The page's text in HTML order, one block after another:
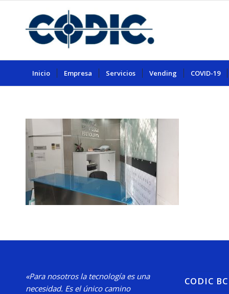
Inicio Empresa Servicios Vending COVID-19
«Para nosotros la tecnología es una
necesidad. Es el único camino
CODIC